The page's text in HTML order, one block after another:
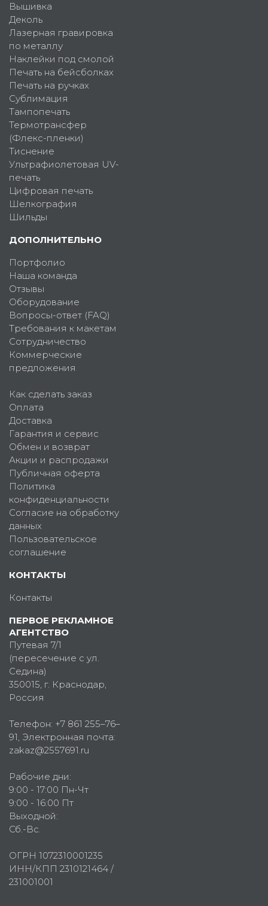
Вышивка
Деколь
Лазерная гравировка
по металлу
Наклейки под смолой
Печать на бейсболках
Печать на ручках
Сублимация
Тампопечать
Термотрансфер
(Флекс-пленки)
Тиснение
Ультрафиолетовая UV-
печать
Цифровая печать
Шелкография
Шильды
ДОПОЛНИТЕЛЬНО
Портфолио
Наша команда
Отзывы
Оборудование
Вопросы-ответ (FAQ)
Требования к макетам
Сотрудничество
Коммерческие
предложения
Как сделать заказ
Оплата
Доставка
Гарантия и сервис
Обмен и возврат
Акции и распродажи
Публичная оферта
Политика
конфиденциальности
Согласие на обработку
данных
Пользовательское
соглашение
КОНТАКТЫ
Контакты
ПЕРВОЕ РЕКЛАМНОЕ
АГЕНТСТВО
Путевая 7/1
(пересечение с ул.
Седина)
350015, г. Краснодар,
Россия
Телефон: +7 861 255–76–
91, Электронная почта:
zakaz@2557691.ru
Рабочие дни:
9:00 - 17:00 Пн-Чт
9:00 - 16:00 Пт
Выходной:
Сб.-Вс.
ОГРН 1072310001235
ИНН/КПП 2310121464 /
231001001